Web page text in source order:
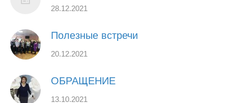
28.12.2021
Полезные встречи
20.12.2021
ОБРАЩЕНИЕ
13.10.2021